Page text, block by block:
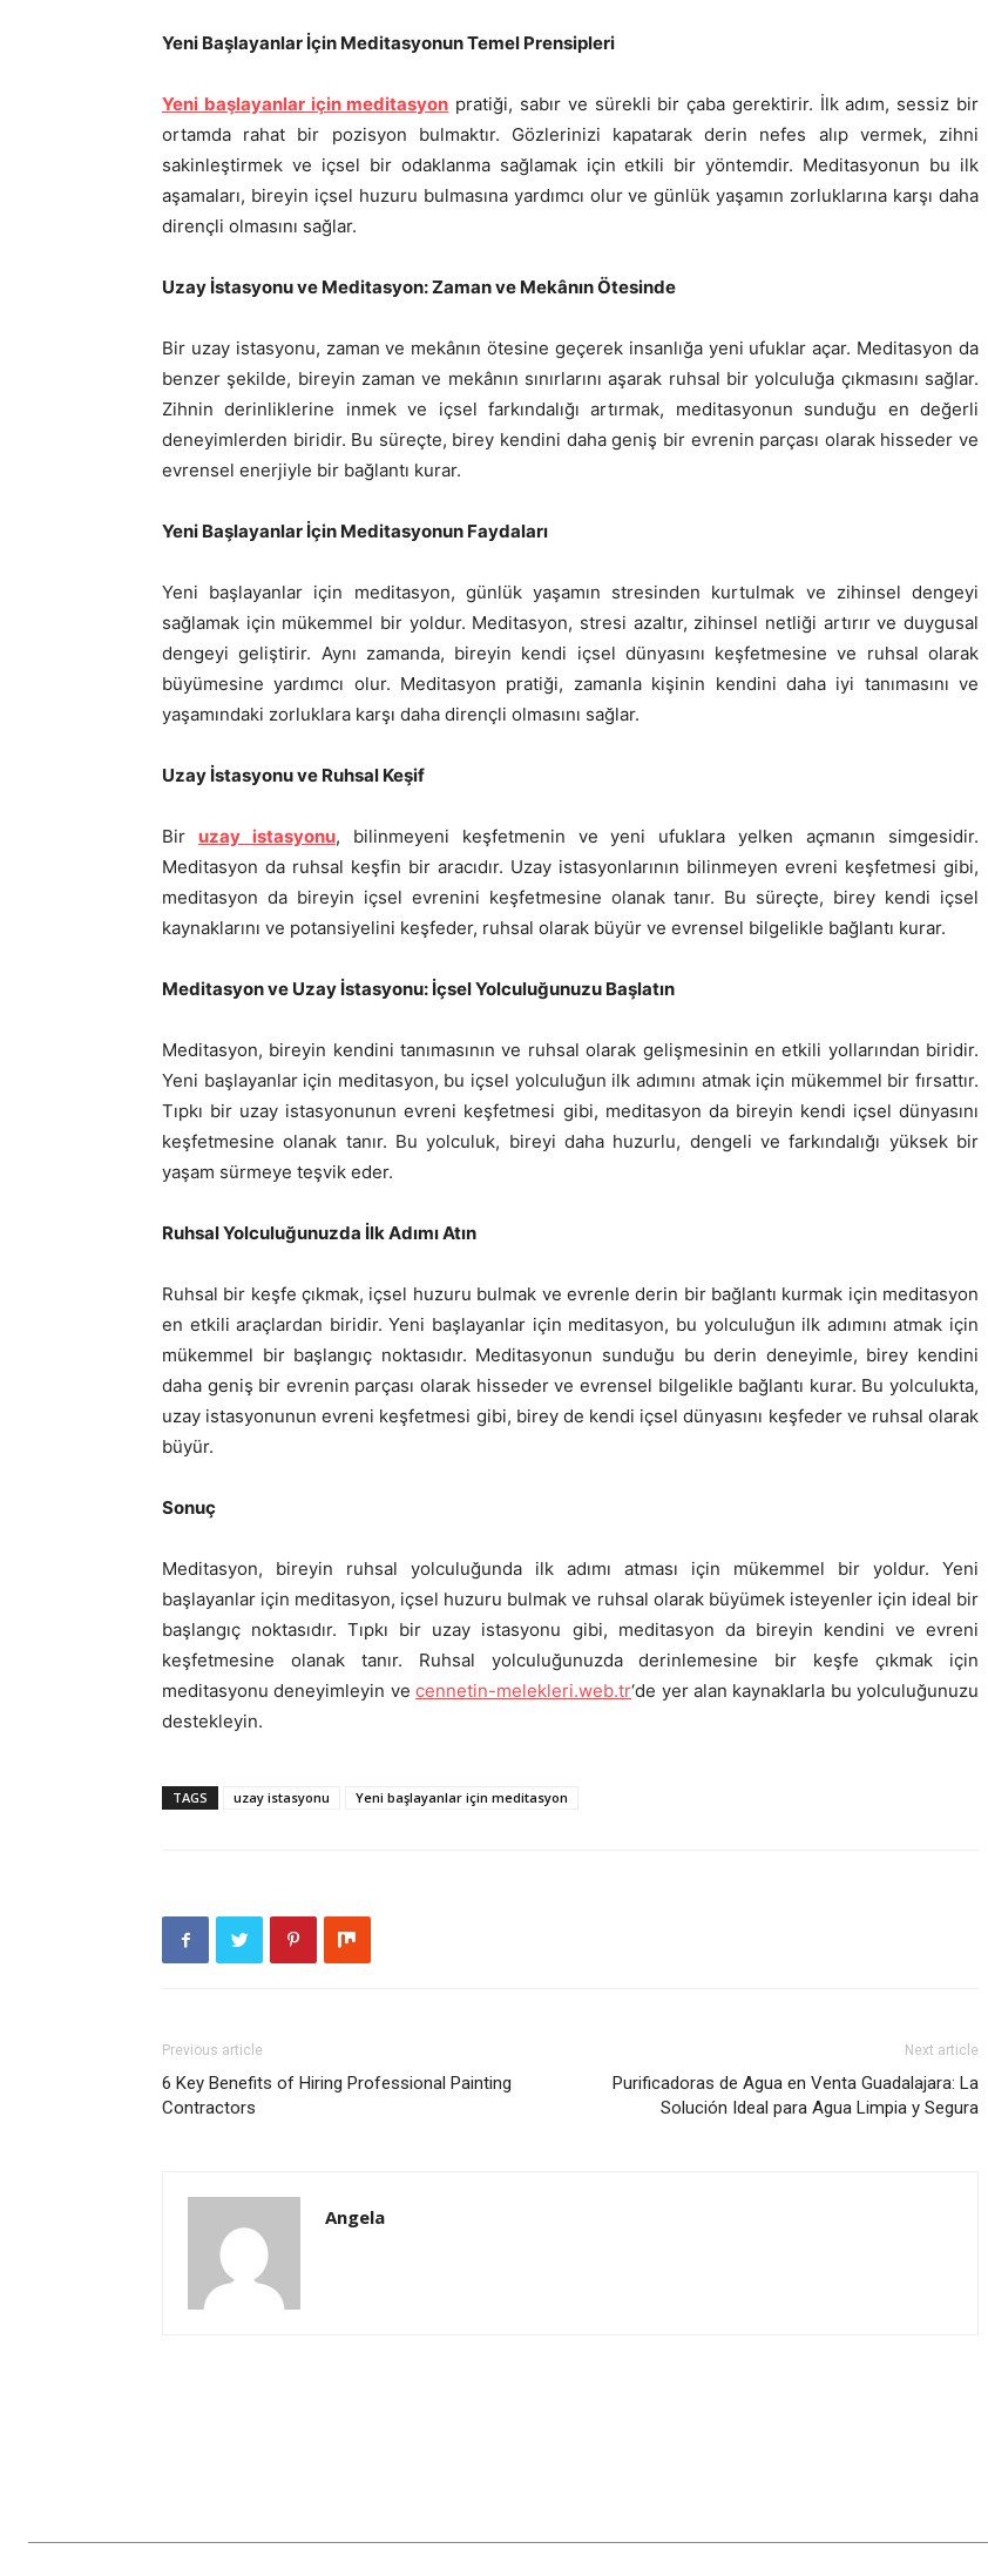
Yeni Başlayanlar İçin Meditasyonun Temel Prensipleri
Yeni başlayanlar için meditasyon pratiği, sabır ve sürekli bir çaba gerektirir. İlk adım, sessiz bir
ortamda rahat bir pozisyon bulmaktır. Gözlerinizi kapatarak derin nefes alıp vermek, zihni
sakinleştirmek ve içsel bir odaklanma sağlamak için etkili bir yöntemdir. Meditasyonun bu ilk
aşamaları, bireyin içsel huzuru bulmasına yardımcı olur ve günlük yaşamın zorluklarına karşı daha
dirençli olmasını sağlar.
Uzay İstasyonu ve Meditasyon: Zaman ve Mekânın Ötesinde
Bir uzay istasyonu, zaman ve mekânın ötesine geçerek insanlığa yeni ufuklar açar. Meditasyon da
benzer şekilde, bireyin zaman ve mekânın sınırlarını aşarak ruhsal bir yolculuğa çıkmasını sağlar.
Zihnin derinliklerine inmek ve içsel farkındalığı artırmak, meditasyonun sunduğu en değerli
deneyimlerden biridir. Bu süreçte, birey kendini daha geniş bir evrenin parçası olarak hisseder ve
evrensel enerjiyle bir bağlantı kurar.
Yeni Başlayanlar İçin Meditasyonun Faydaları
Yeni başlayanlar için meditasyon, günlük yaşamın stresinden kurtulmak ve zihinsel dengeyi
sağlamak için mükemmel bir yoldur. Meditasyon, stresi azaltır, zihinsel netliği artırır ve duygusal
dengeyi geliştirir. Aynı zamanda, bireyin kendi içsel dünyasını keşfetmesine ve ruhsal olarak
büyümesine yardımcı olur. Meditasyon pratiği, zamanla kişinin kendini daha iyi tanımasını ve
yaşamındaki zorluklara karşı daha dirençli olmasını sağlar.
Uzay İstasyonu ve Ruhsal Keşif
Bir uzay istasyonu, bilinmeyeni keşfetmenin ve yeni ufuklara yelken açmanın simgesidir.
Meditasyon da ruhsal keşfin bir aracıdır. Uzay istasyonlarının bilinmeyen evreni keşfetmesi gibi,
meditasyon da bireyin içsel evrenini keşfetmesine olanak tanır. Bu süreçte, birey kendi içsel
kaynaklarını ve potansiyelini keşfeder, ruhsal olarak büyür ve evrensel bilgelikle bağlantı kurar.
Meditasyon ve Uzay İstasyonu: İçsel Yolculuğunuzu Başlatın
Meditasyon, bireyin kendini tanımasının ve ruhsal olarak gelişmesinin en etkili yollarından biridir.
Yeni başlayanlar için meditasyon, bu içsel yolculuğun ilk adımını atmak için mükemmel bir fırsattır.
Tıpkı bir uzay istasyonunun evreni keşfetmesi gibi, meditasyon da bireyin kendi içsel dünyasını
keşfetmesine olanak tanır. Bu yolculuk, bireyi daha huzurlu, dengeli ve farkındalığı yüksek bir
yaşam sürmeye teşvik eder.
Ruhsal Yolculuğunuzda İlk Adımı Atın
Ruhsal bir keşfe çıkmak, içsel huzuru bulmak ve evrenle derin bir bağlantı kurmak için meditasyon
en etkili araçlardan biridir. Yeni başlayanlar için meditasyon, bu yolculuğun ilk adımını atmak için
mükemmel bir başlangıç noktasıdır. Meditasyonun sunduğu bu derin deneyimle, birey kendini
daha geniş bir evrenin parçası olarak hisseder ve evrensel bilgelikle bağlantı kurar. Bu yolculukta,
uzay istasyonunun evreni keşfetmesi gibi, birey de kendi içsel dünyasını keşfeder ve ruhsal olarak
büyür.
Sonuç
Meditasyon, bireyin ruhsal yolculuğunda ilk adımı atması için mükemmel bir yoldur. Yeni
başlayanlar için meditasyon, içsel huzuru bulmak ve ruhsal olarak büyümek isteyenler için ideal bir
başlangıç noktasıdır. Tıpkı bir uzay istasyonu gibi, meditasyon da bireyin kendini ve evreni
keşfetmesine olanak tanır. Ruhsal yolculuğunuzda derinlemesine bir keşfe çıkmak için
meditasyonu deneyimleyin vecennetin-melekleri.web.tr‘de yer alan kaynaklarla bu yolculuğunuzu
destekleyin.
TAGS uzay istasyonu Yeni başlayanlar için meditasyon
Previous article
6 Key Benefits of Hiring Professional Painting
Contractors
Next article
Purificadoras de Agua en Venta Guadalajara: La
Solución Ideal para Agua Limpia y Segura
Angela